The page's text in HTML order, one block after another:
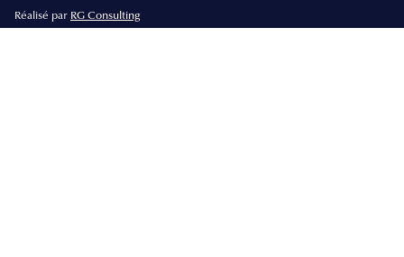
Réalisé par RG Consulting